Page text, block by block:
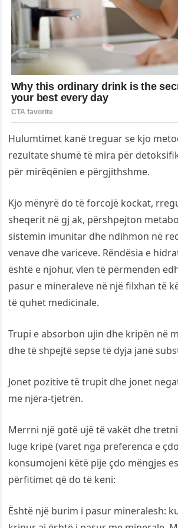
Hulumtimet kanë treguar se kjo
rezultate shumë të mira për
për mirëqënien e përgjithshme.
Kjo mënyrë do të forcojë kockat,
sheqerit në gj ak, përshpejton
sistemin imunitar dhe ndihmon në
venave dhe variceve. Rëndësia e
është e njohur, vlen të përmenden
pasur e mineraleve në një filxhan të
të quhet medicinale.
Trupi e absorbon ujin dhe kripën në
dhe të shpejtë sepse të dyja janë
Jonet pozitive të trupit dhe jonet
me njëra-tjetrën.
Merrni një gotë ujë të vakët dhe
luge kripë (varet nga preferenca e
konsumojeni këtë pije çdo mëngjes
përfitimet që do të keni:
Është një burim i pasur mineralesh: